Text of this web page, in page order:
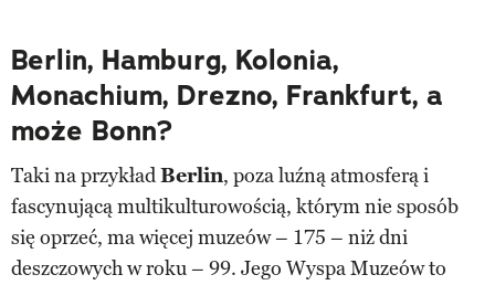
Berlin, Hamburg, Kolonia,
Monachium, Drezno, Frankfurt, a
może Bonn?
Taki na przykładBerlin, poza luźną atmosferą i
fascynującą multikulturowością, którym nie sposób
się oprzeć, ma więcej muzeów – 175 – niż dni
deszczowych w roku – 99. Jego Wyspa Muzeów to